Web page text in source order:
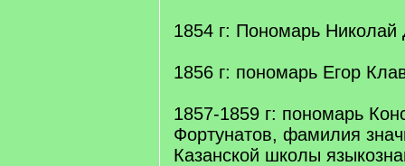
1854 г: Пономарь Николай
1856 г: пономарь Егор
1857-1859 г: пономарь
Фортунатов, фамилия
Казанской школы